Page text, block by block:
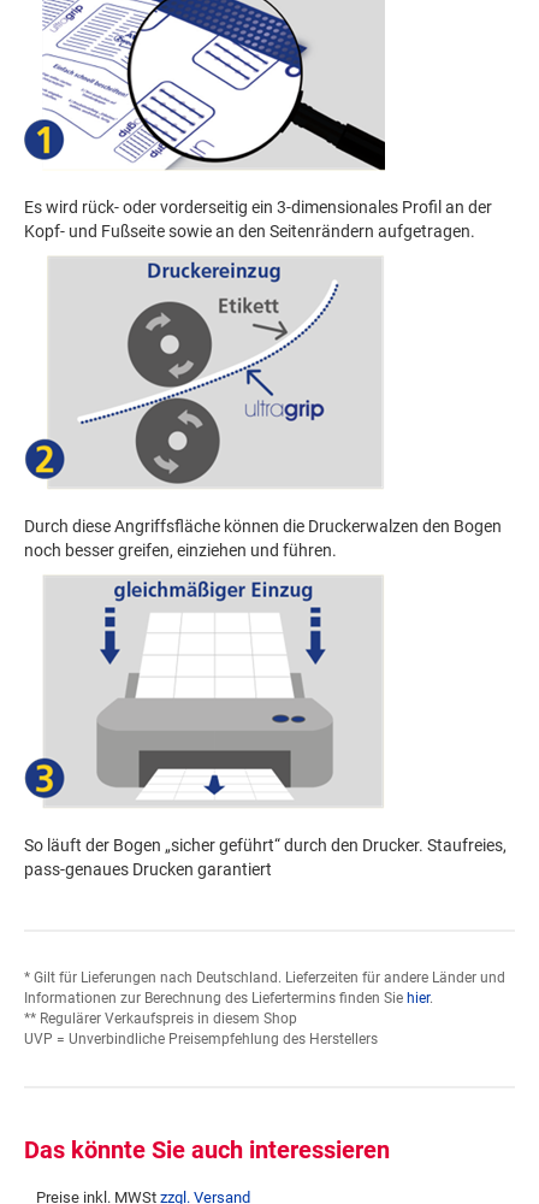
Es wird rück- oder vorderseitig ein 3-dimensionales Profil an der
Kopf- und Fußseite sowie an den Seitenrändern aufgetragen.
Durch diese Angriffsfläche können die Druckerwalzen den Bogen
noch besser greifen, einziehen und führen.
So läuft der Bogen „sicher geführt“ durch den Drucker. Staufreies,
pass-genaues Drucken garantiert
* Gilt für Lieferungen nach Deutschland. Lieferzeiten für andere Länder und
Informationen zur Berechnung des Liefertermins finden Sie hier.
** Regulärer Verkaufspreis in diesem Shop
UVP = Unverbindliche Preisempfehlung des Herstellers
Das könnte Sie auch interessieren
Preise inkl. MWSt zzgl. Versand